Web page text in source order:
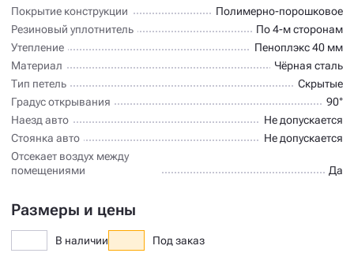
Покрытие конструкции
Полимерно-порошковое
Резиновый уплотнитель
По 4-м сторонам
Утепление
Пеноплэкс 40 мм
Материал
Чёрная сталь
Тип петель
Скрытые
Градус открывания
90°
Наезд авто
Не допускается
Стоянка авто
Не допускается
Отсекает воздух между
помещениями
Да
Размеры и цены
В наличии Под заказ